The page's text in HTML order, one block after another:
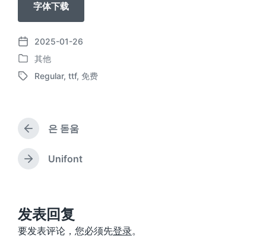
字体下载
发
布
日
2025-01-26
发
布
其他
标
Regular, ttf, 免费
上
篇
文
章
은 돋움
下
：
Unifont
发表回复
要发表评论，您必须先登录。